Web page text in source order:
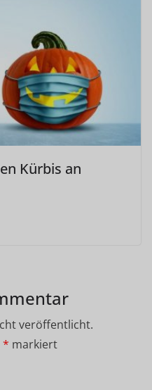
Kürbis an
veröffentlicht.
* markiert